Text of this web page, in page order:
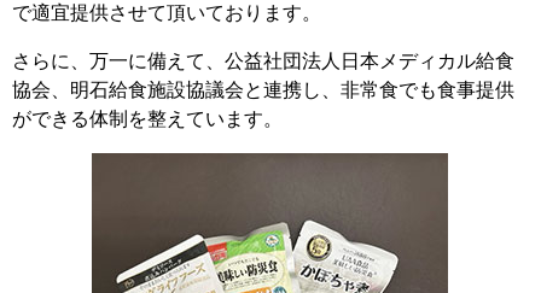
で適宜提供させて頂いております。
さらに、万一に備えて、公益社団法人日本メディカル給食
協会、明石給食施設協議会と連携し、非常食でも食事提供
ができる体制を整えています。